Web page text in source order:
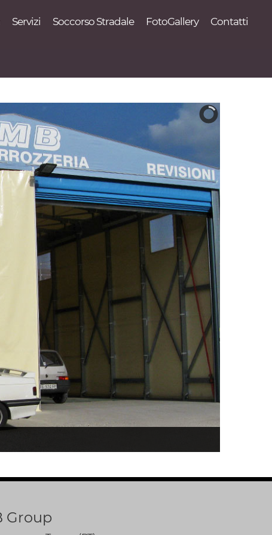
Servizi Soccorso Stradale FotoGallery Contatti
Group